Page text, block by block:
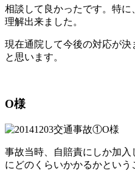
相談して良かったです。特
理解出来ました。
現在通院して今後の対応が
と思います。
O様
事故当時、自賠責にしか加
にどのくらいかかるかという